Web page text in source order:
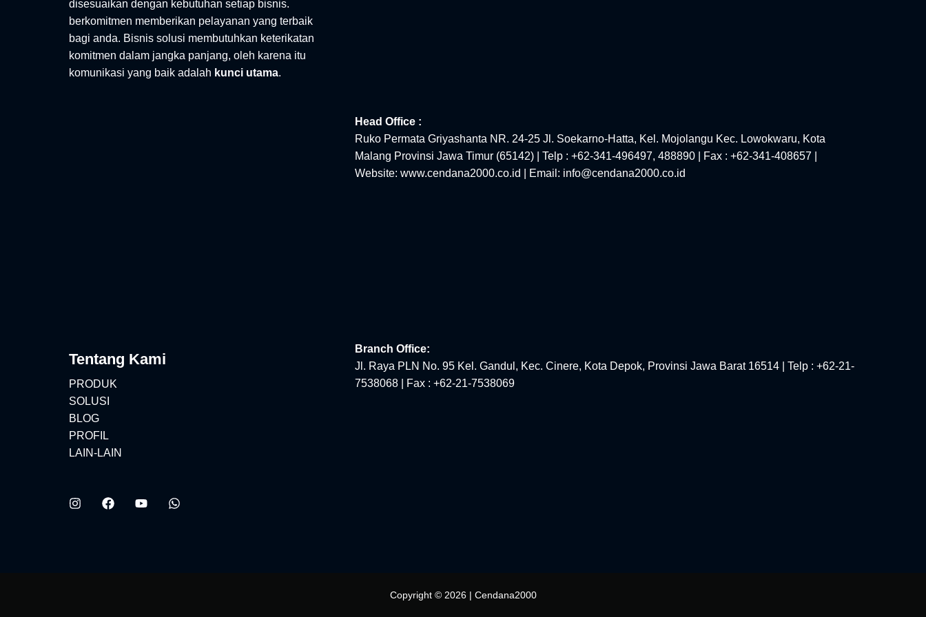
disesuaikan dengan kebutuhan setiap bisnis.
berkomitmen memberikan pelayanan yang terbaik
bagi anda. Bisnis solusi membutuhkan keterikatan
komitmen dalam jangka panjang, oleh karena itu
komunikasi yang baik adalah kunci utama.
Tentang Kami
PRODUK
SOLUSI
BLOG
PROFIL
LAIN-LAIN
Head Office :
Ruko Permata Griyashanta NR. 24-25 Jl. Soekarno-Hatta, Kel. Mojolangu Kec. Lowokwaru, Kota
Malang Provinsi Jawa Timur (65142) | Telp : +62-341-496497, 488890 | Fax : +62-341-408657 |
Website: www.cendana2000.co.id | Email: info@cendana2000.co.id
Branch Office:
Jl. Raya PLN No. 95 Kel. Gandul, Kec. Cinere, Kota Depok, Provinsi Jawa Barat 16514 | Telp : +62-21-
7538068 | Fax : +62-21-7538069
Copyright © 2026 | Cendana2000